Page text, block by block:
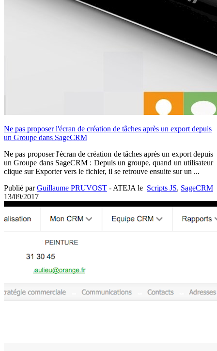
Ne pas proposer l'écran de création de tâches après un export depuis
un Groupe dans SageCRM
Ne pas proposer l'écran de création de tâches après un export depuis
un Groupe dans SageCRM : Depuis un groupe, quand un utilisateur
clique sur Exporter vers le fichier, il se retrouve ensuite sur un ...
Scripts JS, SageCRM
Publié parGuillaume PRUVOST - ATEJA le
13/09/2017